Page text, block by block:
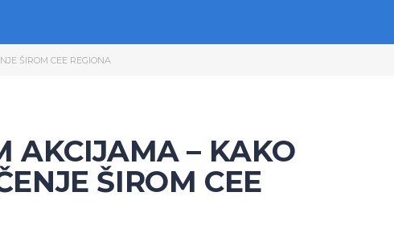
ŠIROM CEE REGIONA
AKCIJAMA – KAKO
ŠIROM CEE